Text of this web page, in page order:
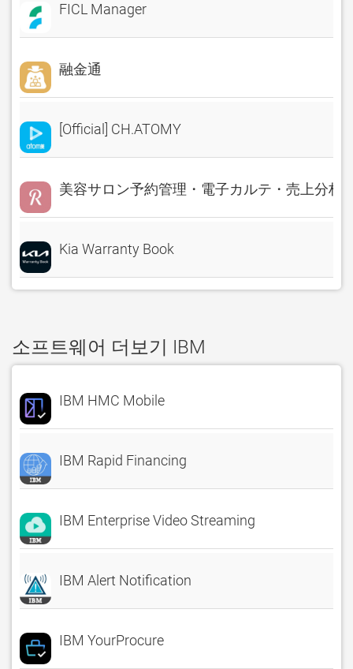
FICL Manager
融金通
[Official] CH.ATOMY
美容サロン予約管理・電子カルテ・売上分析
Kia Warranty Book
소프트웨어 더보기 IBM
IBM HMC Mobile
IBM Rapid Financing
IBM Enterprise Video Streaming
IBM Alert Notification
IBM YourProcure